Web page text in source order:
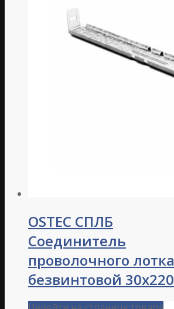
OSTEC СПЛБ
Соединитель
проволочного лотка
безвинтовой 30х220